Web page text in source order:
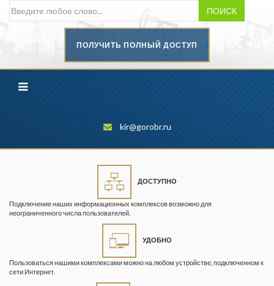
ПОИСК
ПОЛУЧИТЬ ПОЛНЫЙ ДОСТУП
kir@gorobr.ru
ДОСТУПНО
Подключение наших информационных комплексов возможно для
неограниченного числа пользователей.
УДОБНО
Пользоваться нашими комплексами можно на любом устройстве, подключенном к
сети Интернет.
промышленности
Геопрофи
Горнопромышленные ведомости